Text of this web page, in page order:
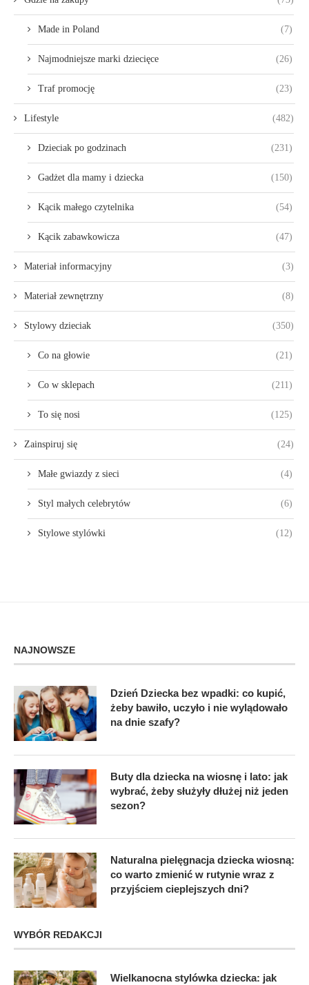
Made in Poland (7)
Najmodniejsze marki dziecięce (26)
Traf promocję (23)
Lifestyle (482)
Dzieciak po godzinach (231)
Gadżet dla mamy i dziecka (150)
Kącik małego czytelnika (54)
Kącik zabawkowicza (47)
Materiał informacyjny (3)
Materiał zewnętrzny (8)
Stylowy dzieciak (350)
Co na głowie (21)
Co w sklepach (211)
To się nosi (125)
Zainspiruj się (24)
Małe gwiazdy z sieci (4)
Styl małych celebrytów (6)
Stylowe stylówki (12)
NAJNOWSZE
Dzień Dziecka bez wpadki: co kupić,
żeby bawiło, uczyło i nie wylądowało
na dnie szafy?
Buty dla dziecka na wiosnę i lato: jak
wybrać, żeby służyły dłużej niż jeden
sezon?
Naturalna pielęgnacja dziecka wiosną:
co warto zmienić w rutynie wraz z
przyjściem cieplejszych dni?
WYBÓR REDAKCJI
Wielkanocna stylówka dziecka: jak